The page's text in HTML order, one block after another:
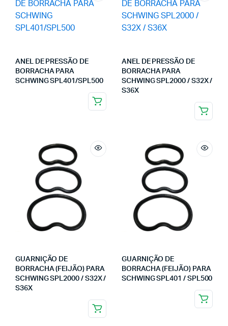
ANEL DE PRESSÃO DE
BORRACHA PARA
SCHWING SPL401/SPL500
ANEL DE PRESSÃO DE
BORRACHA PARA
SCHWING SPL2000 / S32X /
S36X
GUARNIÇÃO DE
BORRACHA (FEIJÃO) PARA
SCHWING SPL2000 / S32X /
S36X
GUARNIÇÃO DE
BORRACHA (FEIJÃO) PARA
SCHWING SPL401 / SPL500